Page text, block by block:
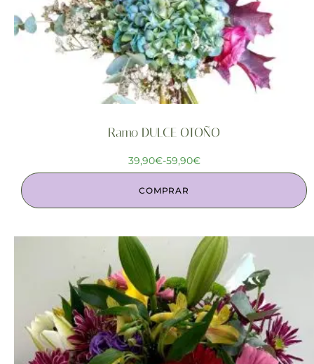
Ramo DULCE OTOÑO
39,90€-59,90€
COMPRAR